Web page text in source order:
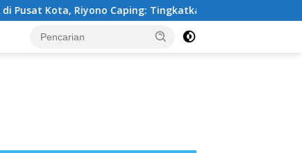
Tingkatkan SDM dan Gerakkan Ekonomi Magetan